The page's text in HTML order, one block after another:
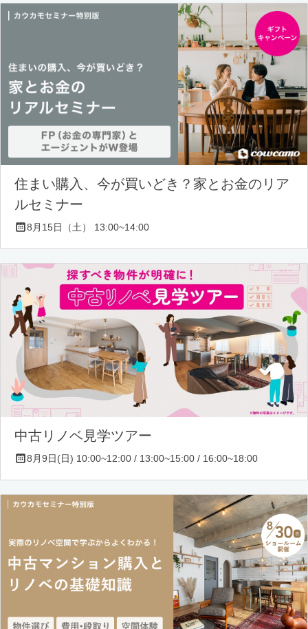
住まい購入、今が買いどき？家とお金のリア
ルセミナー
8月15日（土） 13:00~14:00
中古リノベ見学ツアー
8月9日(日) 10:00~12:00 / 13:00~15:00 / 16:00~18:00